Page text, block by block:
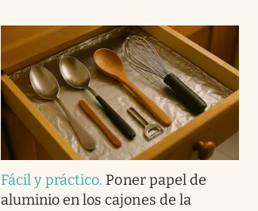
Fácil y práctico. Poner papel de
aluminio en los cajones de la